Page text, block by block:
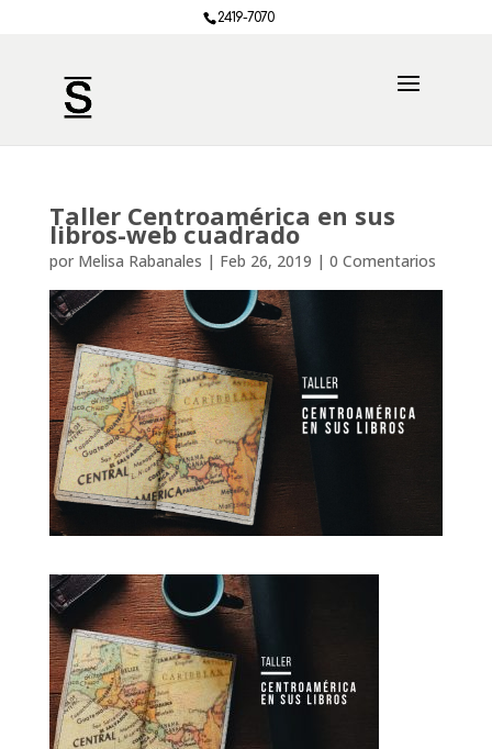
2419-7070
Taller Centroamérica en sus
libros-web cuadrado
por Melisa Rabanales | Feb 26, 2019 | 0 Comentarios